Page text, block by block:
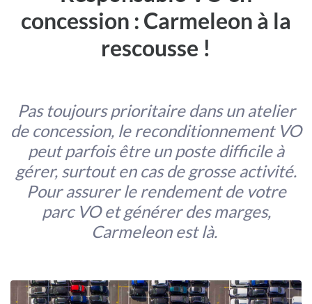
concession : Carmeleon à la
rescousse !
Pas toujours prioritaire dans un atelier
de concession, le reconditionnement VO
peut parfois être un poste difficile à
gérer, surtout en cas de grosse activité.
Pour assurer le rendement de votre
parc VO et générer des marges,
Carmeleon est là.